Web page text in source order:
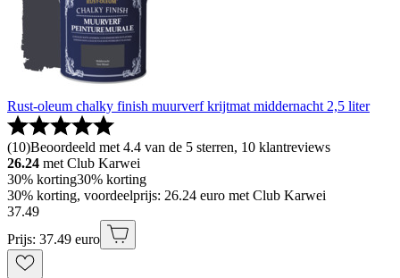
Rust-oleum chalky finish muurverf krijtmat middernacht 2,5 liter
(10)Beoordeeld met 4.4 van de 5 sterren, 10 klantreviews
26.24 met Club Karwei
30% korting30% korting
30% korting, voordeelprijs: 26.24 euro met Club Karwei
37.49
Prijs: 37.49 euro